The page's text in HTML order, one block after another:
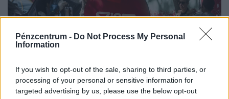
Pénzcentrum - Do Not Process My Personal
Information
If you wish to opt-out of the sale, sharing to third parties, or
processing of your personal or sensitive information for
targeted advertising by us, please use the below opt-out
Megszólalt a Sziget az energiakrízisről: erre